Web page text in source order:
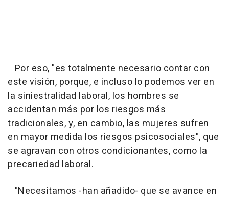
Por eso, "es totalmente necesario contar con
este visión, porque, e incluso lo podemos ver en
la siniestralidad laboral, los hombres se
accidentan más por los riesgos más
tradicionales, y, en cambio, las mujeres sufren
en mayor medida los riesgos psicosociales", que
se agravan con otros condicionantes, como la
precariedad laboral.
"Necesitamos -han añadido- que se avance en